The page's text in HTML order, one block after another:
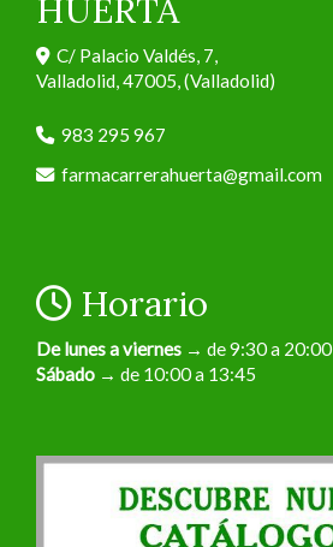
HUERTA
C/ Palacio Valdés, 7,
Valladolid,47005,(Valladolid)
983 295 967
farmacarrerahuerta
gmail.com
Horario
De lunes a viernes → de 9:30 a 20:00
Sábado → de 10:00 a 13:45